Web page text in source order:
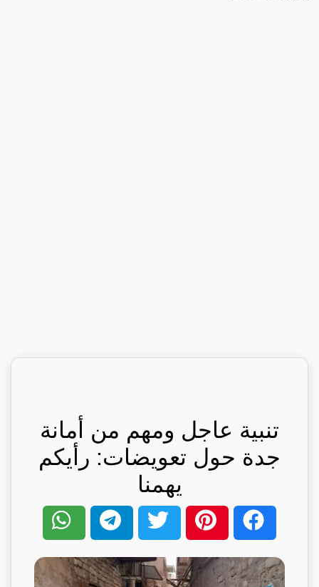
تنبية عاجل ومهم من أمانة
جدة حول تعويضات: رأيكم
يهمنا